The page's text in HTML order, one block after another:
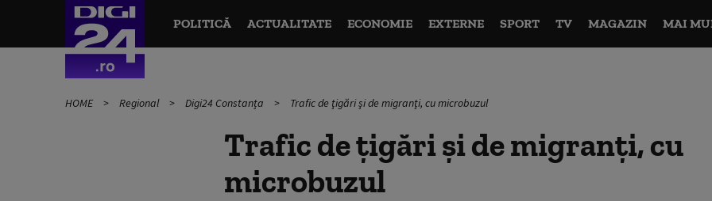
POLITICĂ ACTUALITATE ECONOMIE EXTERNE SPORT TV MAGAZIN MAI
HOME Regional Digi24 Constanța Trafic de ţigări şi de migranţi, cu microbuzul
Trafic de ţigări şi de migranţi, cu
microbuzul